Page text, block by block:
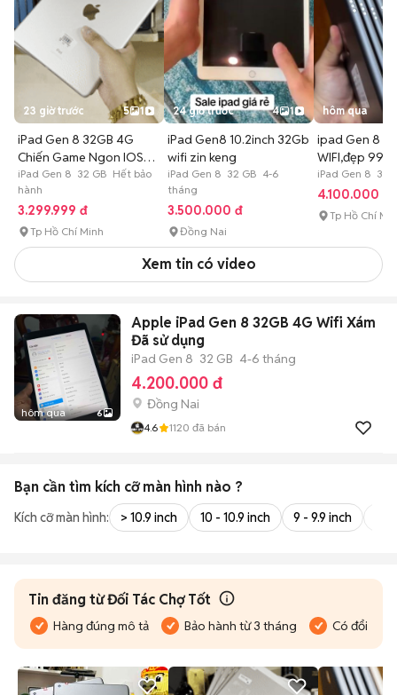
23 giờ trước 5 1
iPad Gen 8 32GB 4G
Chiến Game Ngon IOS
26 Siêu Rẻe
iPad Gen 8 32 GB Hết bảo
hành
3.299.999 đ
Tp Hồ Chí Minh
24 giờ trước 4 1
iPad Gen8 10.2inch 32Gb
wifi zin keng
iPad Gen 8 32 GB 4-6
tháng
3.500.000 đ
Đồng Nai
hôm qua
ipad Gen 8 -
WIFI,đẹp
iPad Gen 8 32
4.100.000 đ
Tp Hồ Chí
Xem tin có video
hôm qua 6
Apple iPad Gen 8 32GB 4G Wifi Xám
Đã sử dụng
iPad Gen 8 32 GB 4-6 tháng
4.200.000 đ
Đồng Nai
4.6 1120 đã bán
Bạn cần tìm kích cỡ màn hình nào ?
Kích cỡ màn hình: > 10.9 inch 10 - 10.9 inch 9 - 9.9 inch
Tin đăng từ Đối Tác Chợ Tốt
Hàng đúng mô tả Bảo hành từ 3 tháng Có đổi trả